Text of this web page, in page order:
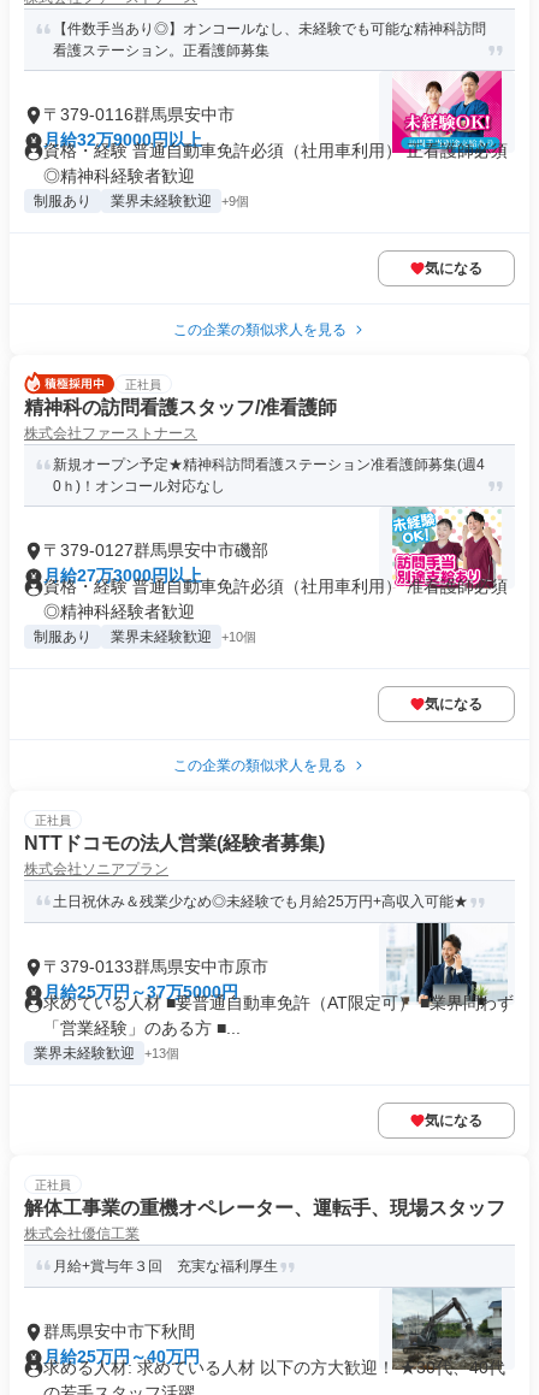
【件数手当あり◎】オンコールなし、未経験でも可能な精神科訪問
看護ステーション。正看護師募集
〒379-0116群馬県安中市
月給32万9000円以上
資格・経験 普通自動車免許必須（社用車利用） 正看護師必須
◎精神科経験者歓迎
制服あり 業界未経験歓迎 +9個
気になる
この企業の類似求人を見る
正社員
精神科の訪問看護スタッフ/准看護師
株式会社ファーストナース
新規オープン予定★精神科訪問看護ステーション准看護師募集(週4
0ｈ)！オンコール対応なし
〒379-0127群馬県安中市磯部
月給27万3000円以上
資格・経験 普通自動車免許必須（社用車利用） 准看護師必須
◎精神科経験者歓迎
制服あり 業界未経験歓迎 +10個
気になる
この企業の類似求人を見る
正社員
NTTドコモの法人営業(経験者募集)
株式会社ソニアプラン
土日祝休み＆残業少なめ◎未経験でも月給25万円+高収入可能★
〒379-0133群馬県安中市原市
月給25万円～37万5000円
求めている人材 ■要普通自動車免許（AT限定可） ■業界問わず
「営業経験」のある方 ■...
業界未経験歓迎 +13個
気になる
正社員
解体工事業の重機オペレーター、運転手、現場スタッフ
株式会社優信工業
月給+賞与年３回 充実な福利厚生
群馬県安中市下秋間
月給25万円～40万円
求める人材: 求めている人材 以下の方大歓迎！ ★30代、40代